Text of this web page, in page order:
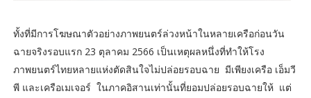
ทั้งที่มีการโฆษณาตัวอย่างภาพยนตร์ล่วงหน้าในหลายเครือก่อนวัน
ฉายจริงรอบแรก 23 ตุลาคม 2566 เป็นเหตุผลหนึ่งที่ทำให้โรง
ภาพยนตร์ไทยหลายแห่งตัดสินใจไม่ปล่อยรอบฉาย มีเพียงเครือ เอ็มวี
พี และเครือเมเจอร์ ในภาคอิสานเท่านั้นที่ยอมปล่อยรอบฉายให้ แต่